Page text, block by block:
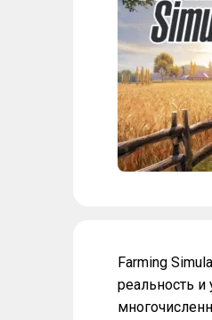
Farming
реальность и